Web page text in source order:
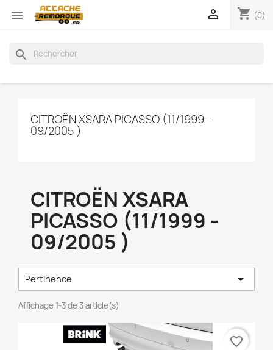
 shopping_cart (0)

search
CITROËN XSARA PICASSO (11/1999 -
09/2005 )
CITROËN XSARA
PICASSO (11/1999 -
09/2005 )
Pertinence 
Affichage 1-3 de 3 article(s)
favorite_border